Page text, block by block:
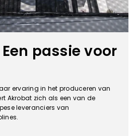
passie voor
ervaring in het produceren van
Akrobat zich als een van de
leveranciers van